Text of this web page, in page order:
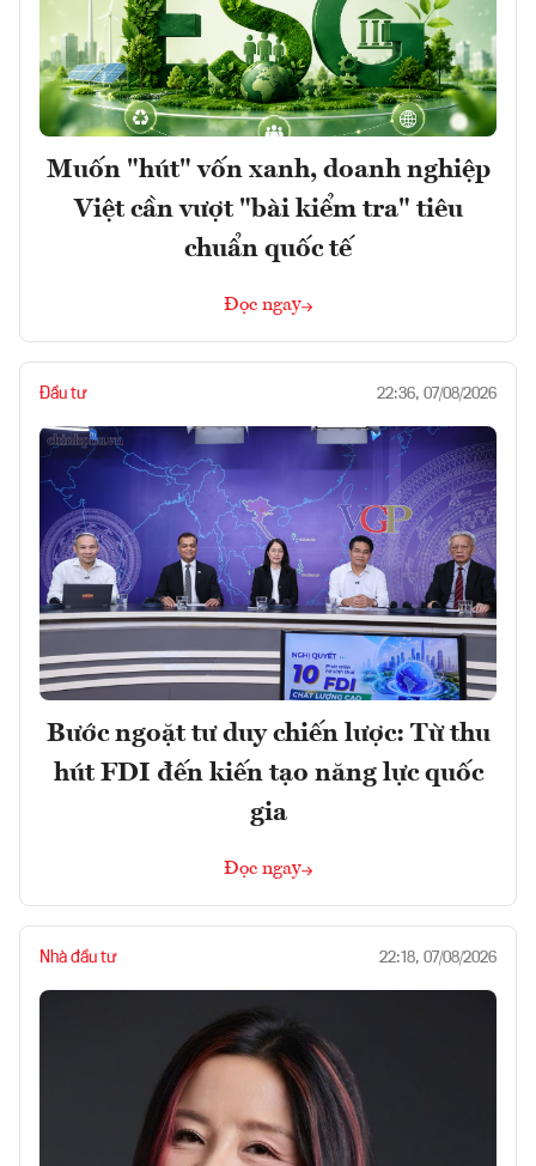
Muốn "hút" vốn xanh, doanh nghiệp
Việt cần vượt "bài kiểm tra" tiêu
chuẩn quốc tế
Đọc ngay
Đầu tư 22:36, 07/08/2026
Bước ngoặt tư duy chiến lược: Từ thu
hút FDI đến kiến tạo năng lực quốc
gia
Đọc ngay
Nhà đầu tư 22:18, 07/08/2026